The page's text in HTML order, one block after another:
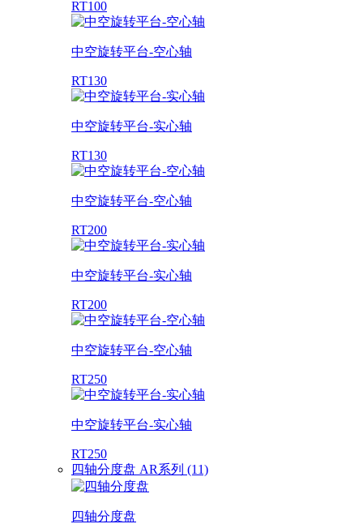
RT100
中空旋转平台-空心轴
RT130
中空旋转平台-实心轴
RT130
中空旋转平台-空心轴
RT200
中空旋转平台-实心轴
RT200
中空旋转平台-空心轴
RT250
中空旋转平台-实心轴
RT250
四轴分度盘 AR系列 (11)
四轴分度盘